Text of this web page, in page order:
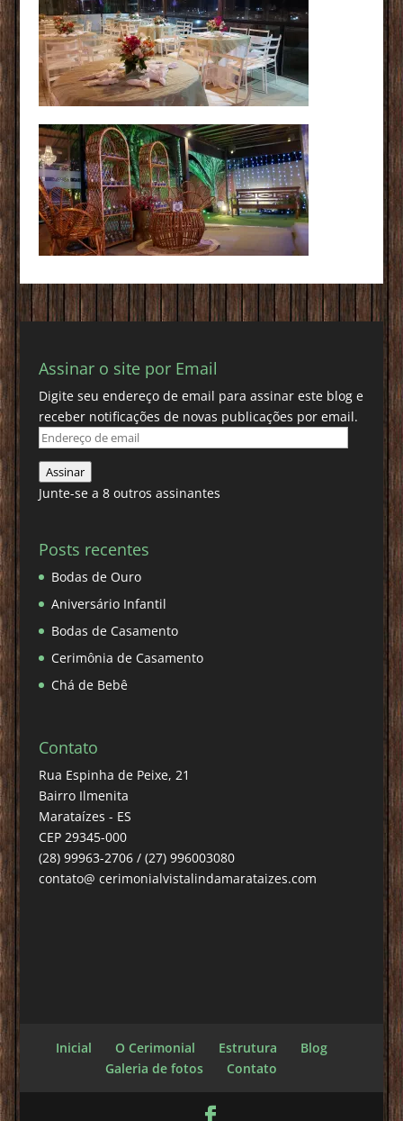
Assinar o site por Email
Digite seu endereço de email para assinar este blog e
receber notificações de novas publicações por email.
Endereço
de
email
Assinar
Junte-se a 8 outros assinantes
Posts recentes
Bodas de Ouro
Aniversário Infantil
Bodas de Casamento
Cerimônia de Casamento
Chá de Bebê
Contato
Rua Espinha de Peixe, 21
Bairro Ilmenita
Marataízes - ES
CEP 29345-000
(28) 99963-2706 / (27) 996003080
contato@ cerimonialvistalindamarataizes.com
Inicial O Cerimonial Estrutura
Blog
Galeria de fotos
Contato